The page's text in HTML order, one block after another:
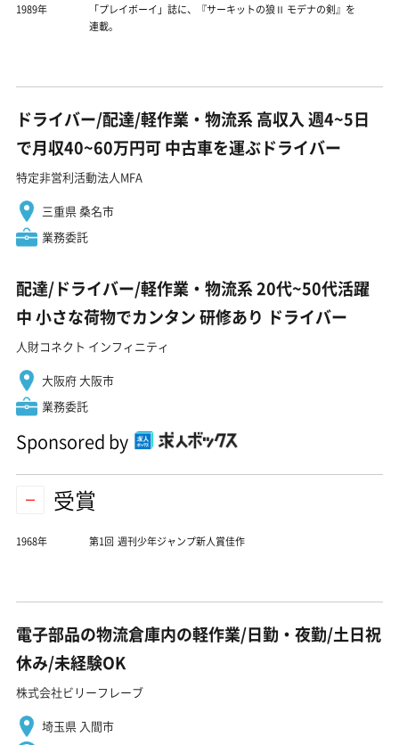
1989年
「プレイボーイ」誌に、『サーキットの狼Ⅱ モデナの剣』を
連載。
ドライバー/配達/軽作業・物流系 高収入 週4~5日
で月収40~60万円可 中古車を運ぶドライバー
特定非営利活動法人MFA
三重県 桑名市
業務委託
配達/ドライバー/軽作業・物流系 20代~50代活躍
中 小さな荷物でカンタン 研修あり ドライバー
人財コネクト インフィニティ
大阪府 大阪市
業務委託
Sponsored by
受賞
1968年 第1回 週刊少年ジャンプ新人賞佳作
電子部品の物流倉庫内の軽作業/日勤・夜勤/土日祝
休み/未経験OK
株式会社ビリーフレーブ
埼玉県 入間市